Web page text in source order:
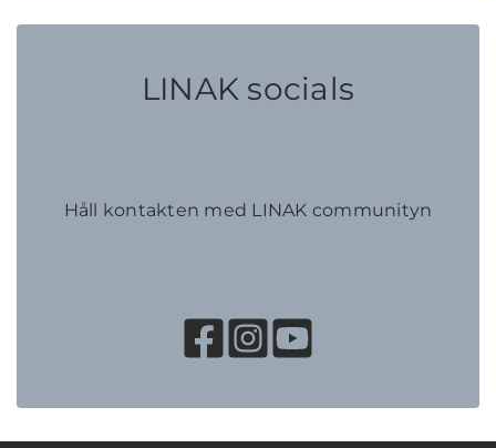
LINAK socials
Håll kontakten med LINAK communityn